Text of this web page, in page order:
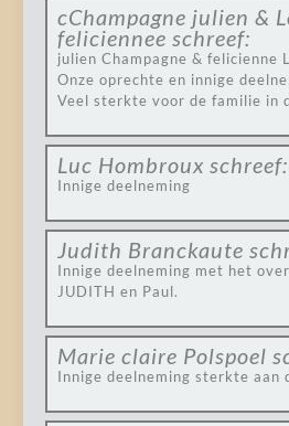
cChampagne julien &
feliciennee schreef:
julien Champagne & felicienne
Onze oprechte en innige
Veel sterkte voor de familie in
Luc Hombroux schreef:
Innige deelneming
Judith Branckaute
Innige deelneming met het
JUDITH en Paul.
Marie claire Polspoel
Innige deelneming sterkte aan